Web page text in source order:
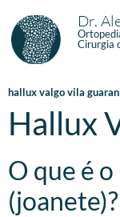
Dr.
Cirurgia
hallux valgo vila
Hallux
O que é
(joanete)?